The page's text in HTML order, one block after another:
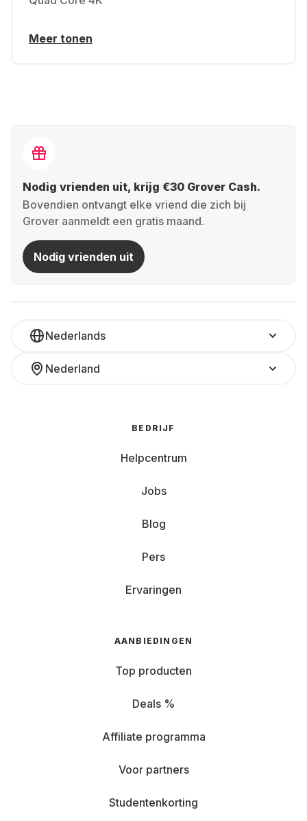
Meer tonen
Nodig vrienden uit, krijg €30 Grover Cash.
Bovendien ontvangt elke vriend die zich bij
Grover aanmeldt een gratis maand.
Nodig vrienden uit
Nederlands
Nederland
BEDRIJF
Helpcentrum
Jobs
Blog
Pers
Ervaringen
AANBIEDINGEN
Top producten
Deals %
Affiliate programma
Voor partners
Studentenkorting